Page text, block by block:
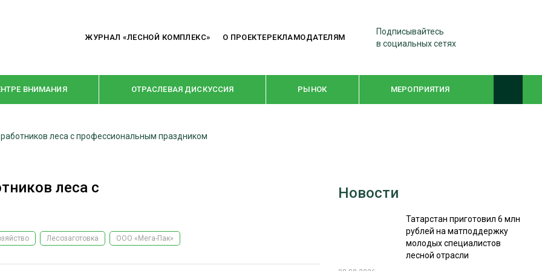
ЖУРНАЛ «ЛЕСНОЙ КОМПЛЕКС» О ПРОЕКТЕРЕКЛАМОДАТЕЛЯМ
Подписывайтесь
в социальных сетях
ВНИМАНИЯ ОТРАСЛЕВАЯ ДИСКУССИЯ РЫНОК МЕРОПРИЯТИЯ
ДОМОСТРОЕНИЕ
РУБРИКИ
В ЦЕНТРЕ ВНИМАНИЯ
WOODEX-2021
СУШКА ДРЕВЕСИНЫ
леса с профессиональным праздником
леса с
Лесозаготовка ООО «Мега-Пак»
Новости
Татарстан приготовил 6 млн
рублей на матподдержку
молодых специалистов
лесной отрасли